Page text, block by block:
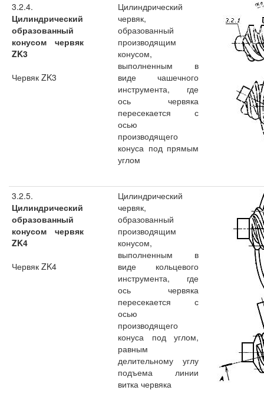
3.2.4.
Цилиндрический
образованный
конусом червяк
ZK3
Червяк ZK3
Цилиндрический
червяк,
образованный
производящим
конусом,
выполненным в
виде чашечного
инструмента, где
ось червяка
пересекается с
осью
производящего
конуса под прямым
углом
3.2.5.
Цилиндрический
образованный
конусом червяк
ZK4
Червяк ZK4
Цилиндрический
червяк,
образованный
производящим
конусом,
выполненным в
виде кольцевого
инструмента, где
ось червяка
пересекается с
осью
производящего
конуса под углом,
равным
делительному углу
подъема линии
витка червяка